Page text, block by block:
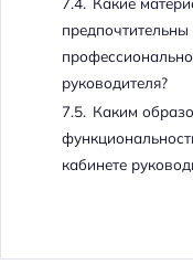
руководителя?
7.5. Каким
кабинете